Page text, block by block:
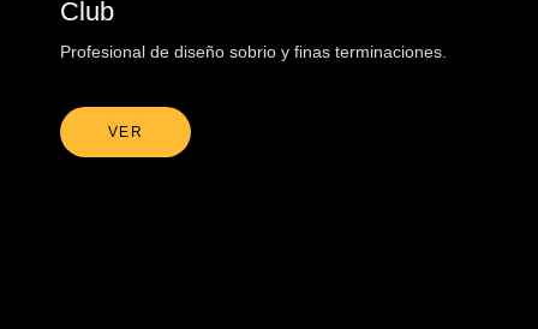
Club
Profesional de diseño sobrio y finas terminaciones.
VER